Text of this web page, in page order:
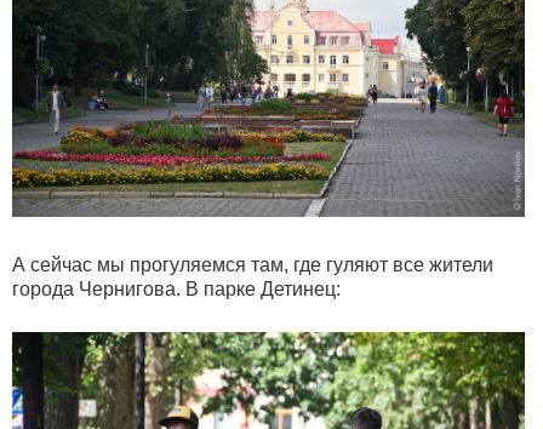
А сейчас мы прогуляемся там, где гуляют все жители
города Чернигова. В парке Детинец: